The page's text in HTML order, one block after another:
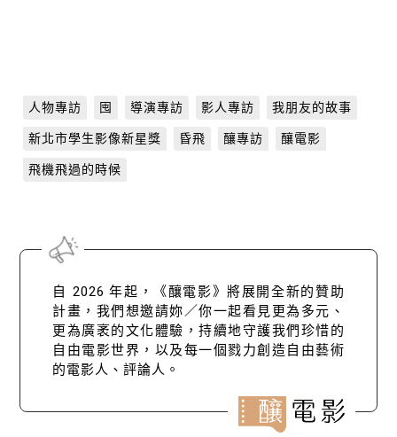
人物專訪 囤 導演專訪 影人專訪 我朋友的故事
新北市學生影像新星獎 昏飛 釀專訪 釀電影
飛機飛過的時候
自 2026 年起，《釀電影》將展開全新的贊助
計畫，我們想邀請妳／你一起看見更為多元、
更為廣袤的文化體驗，持續地守護我們珍惜的
自由電影世界，以及每一個戮力創造自由藝術
的電影人、評論人。